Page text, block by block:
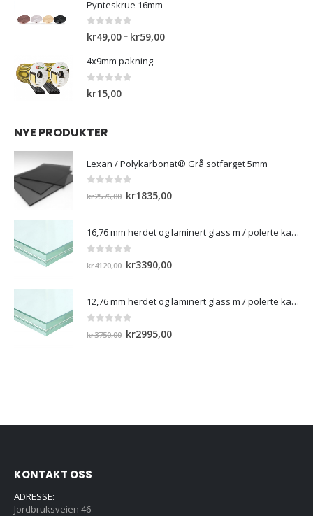
var:
kr3150,00.
Pynteskrue 16mm
0 out of 5
kr49,00– kr59,00Prisområde:
4x9mm pakning
0 out of 5
kr15,00
NYE PRODUKTER
Lexan / Polykarbonat® Grå sotfarget 5mm
out of 5
kr2576,00 Opprinnelig
kr2576,00.
kr1835,00Nåværende
kr1835,00.
16,76 mm herdet og laminert glass m / polerte kanter
out of 5
kr4120,00 Opprinnelig
kr4120,00.
kr3390,00Nåværende
kr3390,00.
12,76 mm herdet og laminert glass m / polerte kanter)
out of 5
kr3750,00 Opprinnelig
kr2995,00Nåværende
KONTAKT OSS
ADRESSE:
Jordbruksveien 46